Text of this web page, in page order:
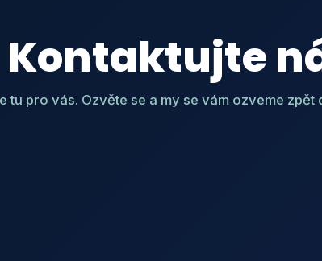
Kontaktujte
tu pro vás. Ozvěte se a my se vám ozveme zpět